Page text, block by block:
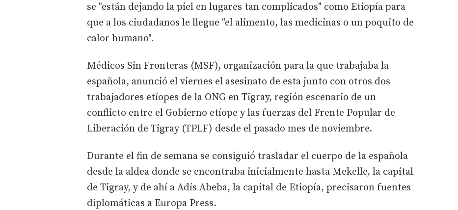
se "están dejando la piel en lugares tan complicados" como Etiopía para
que a los ciudadanos le llegue "el alimento, las medicinas o un poquito de
calor humano".
Médicos Sin Fronteras (MSF), organización para la que trabajaba la
española, anunció el viernes el asesinato de esta junto con otros dos
trabajadores etíopes de la ONG en Tigray, región escenario de un
conflicto entre el Gobierno etíope y las fuerzas del Frente Popular de
Liberación de Tigray (TPLF) desde el pasado mes de noviembre.
Durante el fin de semana se consiguió trasladar el cuerpo de la española
desde la aldea donde se encontraba inicialmente hasta Mekelle, la capital
de Tigray, y de ahí a Adís Abeba, la capital de Etiopía, precisaron fuentes
diplomáticas a Europa Press.